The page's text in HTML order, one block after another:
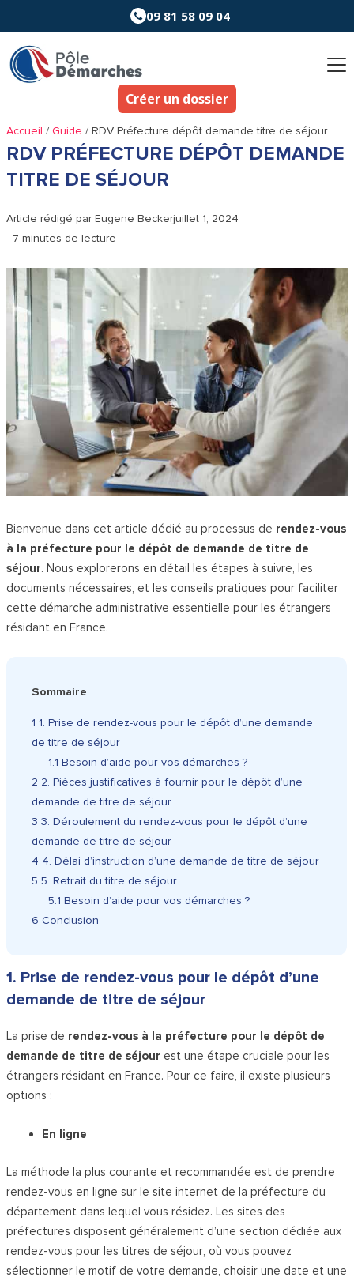
au
contenu
09 81 58 09 04
Créer un dossier
Accueil /Guide /RDV Préfecture dépôt demande titre de séjour
RDV PRÉFECTURE DÉPÔT DEMANDE
TITRE DE SÉJOUR
Article rédigé parEugene Beckerjuillet 1, 2024
- 7 minutes de lecture
Bienvenue dans cet article dédié au processus de rendez-vous
à la préfecture pour le dépôt de demande de titre de
séjour. Nous explorerons en détail les étapes à suivre, les
documents nécessaires, et les conseils pratiques pour faciliter
cette démarche administrative essentielle pour les étrangers
résidant en France.
Sommaire
1 1. Prise de rendez-vous pour le dépôt d’une demande
de titre de séjour
1.1 Besoin d’aide pour vos démarches ?
2 2. Pièces justificatives à fournir pour le dépôt d’une
demande de titre de séjour
3 3. Déroulement du rendez-vous pour le dépôt d’une
demande de titre de séjour
4 4. Délai d’instruction d’une demande de titre de séjour
5 5. Retrait du titre de séjour
5.1 Besoin d’aide pour vos démarches ?
6 Conclusion
1. Prise de rendez-vous pour le dépôt d’une
demande de titre de séjour
La prise de rendez-vous à la préfecture pour le dépôt de
demande de titre de séjour est une étape cruciale pour les
étrangers résidant en France. Pour ce faire, il existe plusieurs
options :
En ligne
La méthode la plus courante et recommandée est de prendre
rendez-vous en ligne sur le site internet de la préfecture du
département dans lequel vous résidez. Les sites des
préfectures disposent généralement d’une section dédiée aux
rendez-vous pour les titres de séjour, où vous pouvez
sélectionner le motif de votre demande, choisir une date et une